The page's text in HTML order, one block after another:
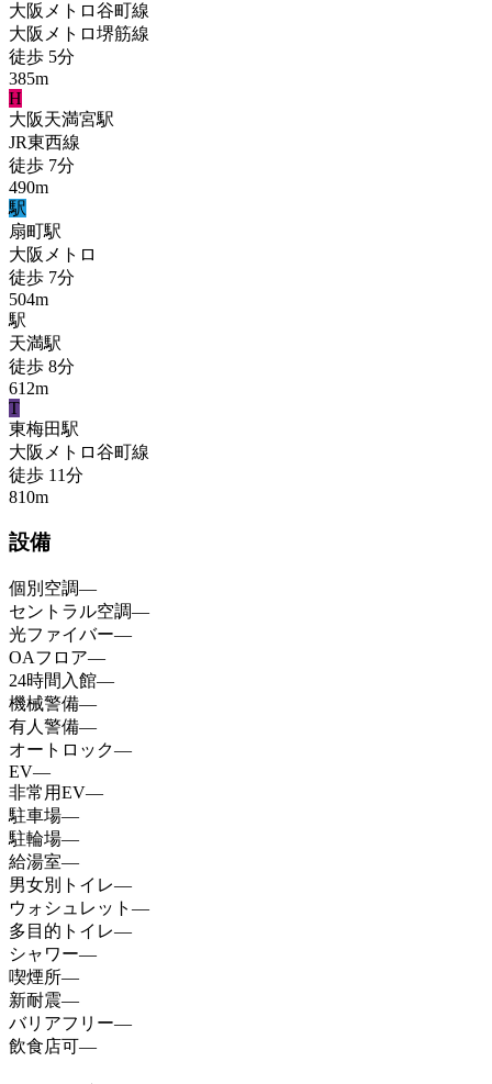
大阪メトロ谷町線
大阪メトロ堺筋線
徒歩 5分
385m
H
大阪天満宮駅
JR東西線
徒歩 7分
490m
駅
扇町駅
大阪メトロ
徒歩 7分
504m
駅
天満駅
徒歩 8分
612m
T
東梅田駅
大阪メトロ谷町線
徒歩 11分
810m
設備
個別空調—
セントラル空調—
光ファイバー—
OAフロア—
24時間入館—
機械警備—
有人警備—
オートロック—
EV—
非常用EV—
駐車場—
駐輪場—
給湯室—
男女別トイレ—
ウォシュレット —
多目的トイレ—
シャワー—
喫煙所—
新耐震—
バリアフリー—
飲食店可—